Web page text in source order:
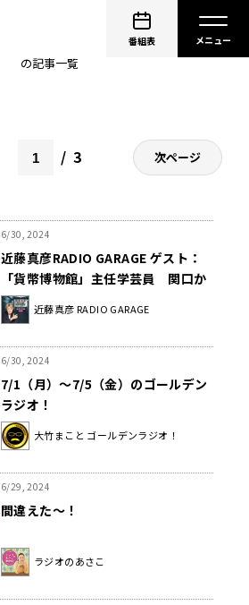
番組表
の記事一覧
3 次ページ
6/30, 2024
近藤真彦RADIO GARAGE ゲスト：
「貨幣博物館」主任学芸員 関口か
をりさん②
近藤真彦 RADIO GARAGE
6/30, 2024
7/1（月）～7/5（金）のゴールデン
ラジオ！
大竹まこと ゴールデンラジオ！
6/29, 2024
間違えた～！
ラジオのあさこ